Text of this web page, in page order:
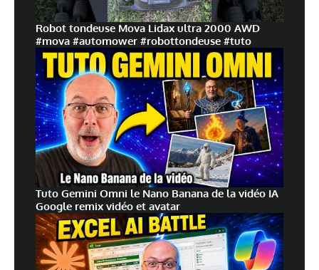
Robot tondeuse Mova Lidax ultra 2000 AWD
#mova #automower #robottondeuse #tuto
Tuto Gemini Omni le Nano Banana de la vidéo IA
Google remix vidéo et avatar